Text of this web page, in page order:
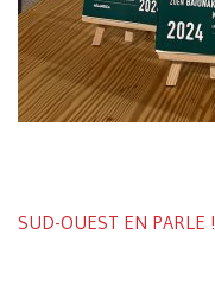
SUD-OUEST EN PARLE !